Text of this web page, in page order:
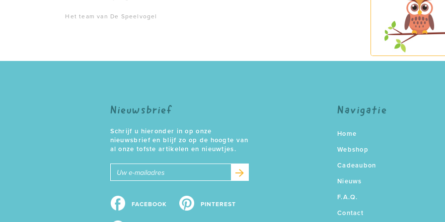
Het team van De Speelvogel
Nieuwsbrief
Schrijf u hieronder in op onze
nieuwsbrief en blijf zo op de hoogte van
al onze tofste artikelen en nieuwtjes.
mailadres
FACEBOOK PINTEREST
Navigatie
Home
Webshop
Cadeaubon
Nieuws
F.A.Q.
Contact